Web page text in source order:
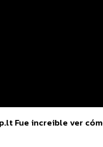
Fue increible ver